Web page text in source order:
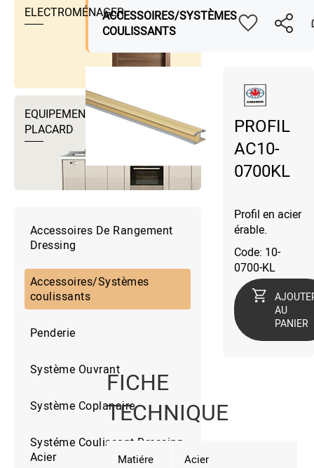
ELECTROMÉNAGER
EQUIPEMENTS DRESSING ET
PLACARD
Accessoires De Rangement
Dressing
Accessoires/Systèmes
coulissants
Penderie
Système Ouvrant
Système Coplanaire
Systéme Coulissant Dressing
Acier
ACCESSOIRES/SYSTÈMES
COULISSANTS
PROFIL
AC10-
0700KL
Profil en acier
érable.
Code: 10-
0700-KL
AU
PANIER
FICHE
TECHNIQUE
Matiére Acier